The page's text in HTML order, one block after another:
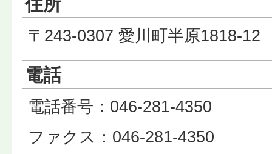
〒243-0307 愛川町半原1818-12
電話
電話番号：046-281-4350
ファクス：046-281-4350